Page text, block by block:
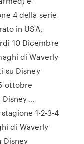
4 della serie
in USA,
10 Dicembre
di Waverly
su Disney
ottobre
Disney …
1-2-3-4
di Waverly
Disney